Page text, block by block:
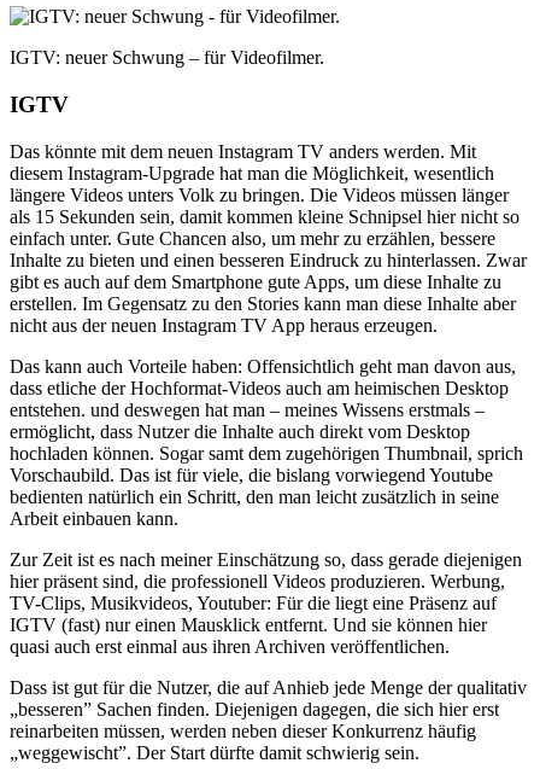
IGTV: neuer Schwung – für Videofilmer.
IGTV
Das könnte mit dem neuen Instagram TV anders werden. Mit
diesem Instagram-Upgrade hat man die Möglichkeit, wesentlich
längere Videos unters Volk zu bringen. Die Videos müssen länger
als 15 Sekunden sein, damit kommen kleine Schnipsel hier nicht so
einfach unter. Gute Chancen also, um mehr zu erzählen, bessere
Inhalte zu bieten und einen besseren Eindruck zu hinterlassen. Zwar
gibt es auch auf dem Smartphone gute Apps, um diese Inhalte zu
erstellen. Im Gegensatz zu den Stories kann man diese Inhalte aber
nicht aus der neuen Instagram TV App heraus erzeugen.
Das kann auch Vorteile haben: Offensichtlich geht man davon aus,
dass etliche der Hochformat-Videos auch am heimischen Desktop
entstehen. und deswegen hat man – meines Wissens erstmals –
ermöglicht, dass Nutzer die Inhalte auch direkt vom Desktop
hochladen können. Sogar samt dem zugehörigen Thumbnail, sprich
Vorschaubild. Das ist für viele, die bislang vorwiegend Youtube
bedienten natürlich ein Schritt, den man leicht zusätzlich in seine
Arbeit einbauen kann.
Zur Zeit ist es nach meiner Einschätzung so, dass gerade diejenigen
hier präsent sind, die professionell Videos produzieren. Werbung,
TV-Clips, Musikvideos, Youtuber: Für die liegt eine Präsenz auf
IGTV (fast) nur einen Mausklick entfernt. Und sie können hier
quasi auch erst einmal aus ihren Archiven veröffentlichen.
Dass ist gut für die Nutzer, die auf Anhieb jede Menge der qualitativ
„besseren” Sachen finden. Diejenigen dagegen, die sich hier erst
reinarbeiten müssen, werden neben dieser Konkurrenz häufig
„weggewischt”. Der Start dürfte damit schwierig sein.